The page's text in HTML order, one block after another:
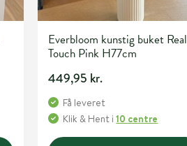
Everbloom kunstig buket Real
Touch Pink H77cm
449,95 kr.
Få leveret
Klik & Hent i10 centre